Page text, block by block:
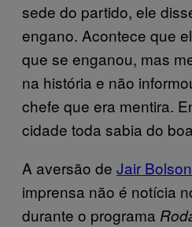
sede do partido, ele
engano. Acontece que
que se enganou, mas
na história e não
chefe que era mentira.
cidade toda sabia do
A aversão de Jair
imprensa não é notícia
durante o programa